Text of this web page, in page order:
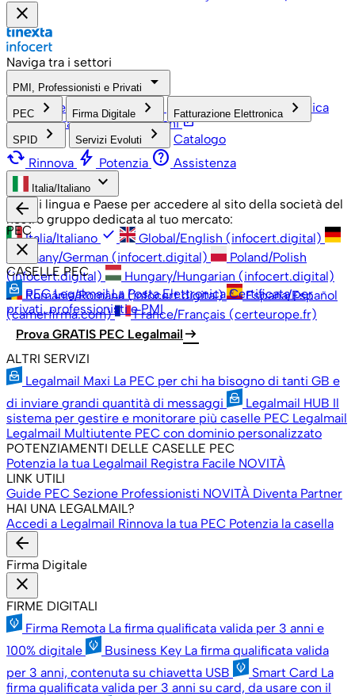
close
Naviga tra i settori
PMI, Professionisti e Privati arrow_drop_down
PMI, Professionisti e Privati check Grandi Aziende
Pubblica
Amministrazione Associazioni open_in_new
PEC keyboard_arrow_right Firma Digitale keyboard_arrow_right Fatturazione Elettronica keyboard_arrow_right
SPID keyboard_arrow_right Servizi Evoluti keyboard_arrow_right Catalogo
cached Rinnova bolt Potenzia help Assistenza
Italia/Italiano keyboard_arrow_down
Scegli lingua e Paese per accedere al sito della società del
nostro gruppo dedicata al tuo mercato:
Italia/Italiano check
Global/English (infocert.digital)
Germany/German (infocert.digital)
Poland/Polish
(infocert.digital)
Hungary/Hungarian (infocert.digital)
România/Română (infocert.digital)
España/Español
(camerfirma.com)
France/Français (certeurope.fr)
arrow_back
PEC
close
CASELLE PEC
PEC Legalmail La Posta Elettronica Certificata per
privati, professionisti e PMI
Prova GRATIS PEC Legalmail arrow_right_alt
ALTRI SERVIZI
Legalmail Maxi La PEC per chi ha bisogno di tanti GB e
di inviare grandi quantità di messaggi
Legalmail HUB Il
sistema per gestire e monitorare più caselle PEC Legalmail
Legalmail Multiutente PEC con dominio personalizzato
POTENZIAMENTI DELLE CASELLE PEC
Potenzia la tua Legalmail Registra Facile NOVITÀ
LINK UTILI
Guide PEC Sezione Professionisti NOVITÀ Diventa Partner
HAI UNA LEGALMAIL?
Accedi a Legalmail Rinnova la tua PEC Potenzia la casella
arrow_back
Firma Digitale
close
FIRME DIGITALI
Firma Remota La firma qualificata valida per 3 anni e
100% digitale
Business Key La firma qualificata valida
per 3 anni, contenuta su chiavetta USB
Smart Card La
firma qualificata valida per 3 anni su card, da usare con il